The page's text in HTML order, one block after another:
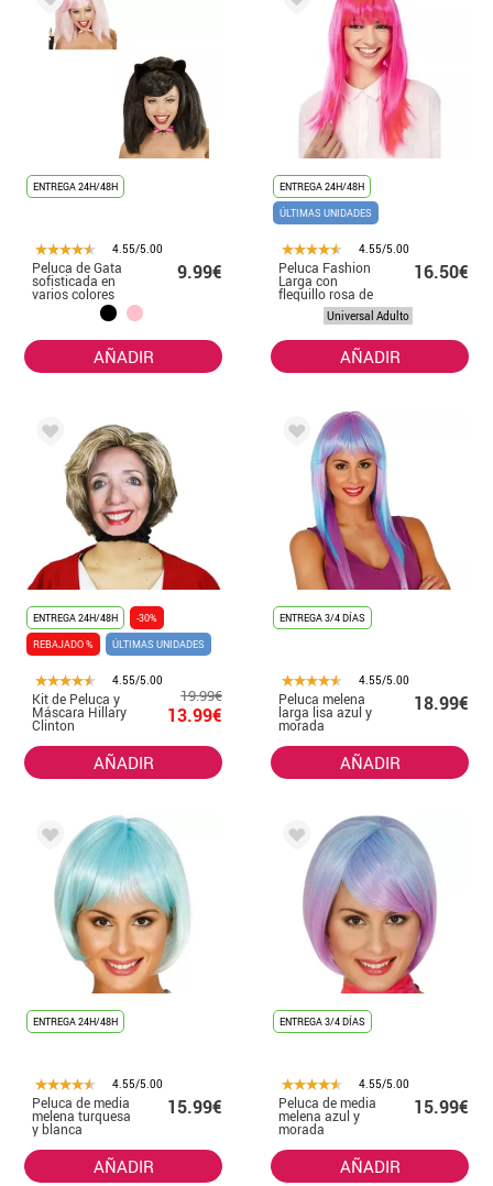
ENTREGA 24H/48H
4.55/5.00
Peluca de Gata
sofisticada en
varios colores
9.99€
AÑADIR
ENTREGA 24H/48H
ÚLTIMAS UNIDADES
4.55/5.00
Peluca Fashion
Larga con
flequillo rosa de
52 cm
16.50€
Universal Adulto
AÑADIR
ENTREGA 24H/48H
-30%
REBAJADO %
ÚLTIMAS UNIDADES
4.55/5.00
Kit de Peluca y
Máscara Hillary
Clinton
19.99€
13.99€
AÑADIR
ENTREGA 3/4 DÍAS
4.55/5.00
Peluca melena
larga lisa azul y
morada
18.99€
AÑADIR
ENTREGA 24H/48H
4.55/5.00
Peluca de media
melena turquesa
y blanca
15.99€
AÑADIR
ENTREGA 3/4 DÍAS
4.55/5.00
Peluca de media
melena azul y
morada
15.99€
AÑADIR